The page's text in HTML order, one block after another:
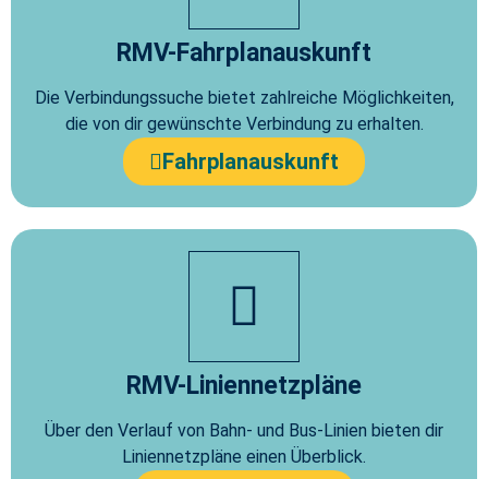
RMV-Fahrplanauskunft
Die Verbindungssuche bietet zahlreiche Möglichkeiten,
die von dir gewünschte Verbindung zu erhalten.
Fahrplanauskunft
RMV-Liniennetzpläne
Über den Verlauf von Bahn- und Bus-Linien bieten dir
Liniennetzpläne einen Überblick.